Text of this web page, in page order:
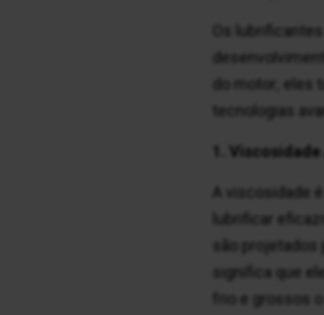
Os
do motor;
tecnologias
1.
A viscosidade
lubrificar
são
significa que
frio e grossos